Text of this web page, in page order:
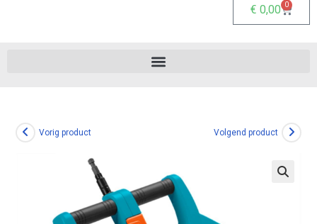
€ 0,00 0
Vorig product Volgend product